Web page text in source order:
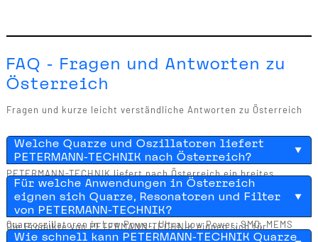
FAQ - Fragen und Antworten zu
Österreich
Fragen und kurze leicht verständliche Antworten zu Österreich
Welche Quarze und Oszillatoren liefert
PETERMANN-TECHNIK nach Österreich?
PETERMANN-TECHNIK liefert nach Österreich ein breites
Sortiment an Quarzen, SMD Quarzen, Schwingquarzen, SMD
Schwingquarzen und Uhrenquarzen für unterschiedlichste
Frequenzbereiche von kHz bis MHz. Zusätzlich sind
Quarzoszillatoren in Low Power, Ultra Low Power, SMD, MEMS
und SILIZIUM Ausführungen verfügbar. Auch
Für welche Anwendungen in Österreich
eignen sich Quarze, Resonatoren und Filter
von PETERMANN-TECHNIK?
Die Produkte von PETERMANN-TECHNIK eignen sich für
zahlreiche Anwendungen in Österreich, in denen präzise
Wie schnell kann PETERMANN-TECHNIK Quarze